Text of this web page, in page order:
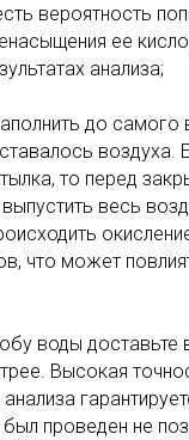
вероятность
ее
анализа;
до самого
воздуха.
то перед
весь
что может
воды доставьте
Высокая
был проведен не